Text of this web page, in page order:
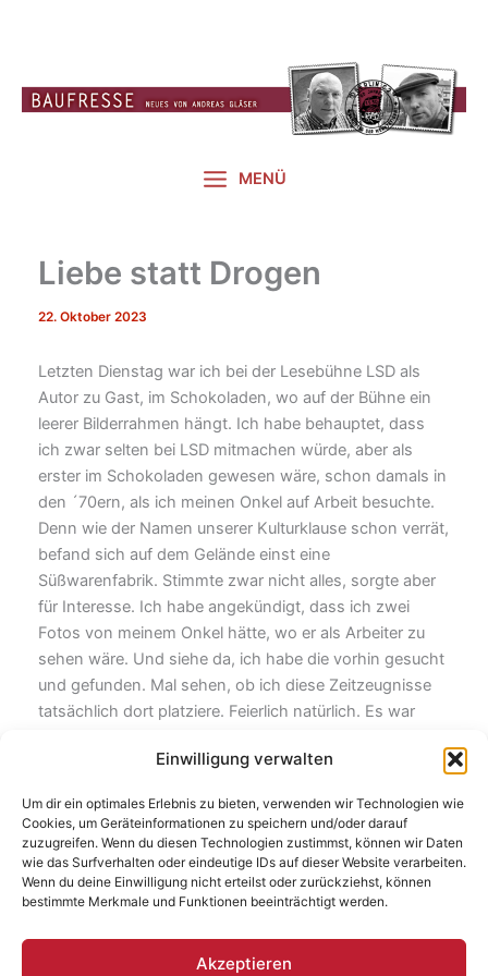
Einwilligung verwalten
Um dir ein optimales Erlebnis zu bieten, verwenden wir Technologien wie
Cookies, um Geräteinformationen zu speichern und/oder darauf
zuzugreifen. Wenn du diesen Technologien zustimmst, können wir Daten
wie das Surfverhalten oder eindeutige IDs auf dieser Website verarbeiten.
Wenn du deine Einwilligung nicht erteilst oder zurückziehst, können
bestimmte Merkmale und Funktionen beeinträchtigt werden.
Akzeptieren
MENÜ
Liebe statt Drogen
22. Oktober 2023
Letzten Dienstag war ich bei der Lesebühne LSD als
Autor zu Gast, im Schokoladen, wo auf der Bühne ein
leerer Bilderrahmen hängt. Ich habe behauptet, dass
ich zwar selten bei LSD mitmachen würde, aber als
erster im Schokoladen gewesen wäre, schon damals in
den ´70ern, als ich meinen Onkel auf Arbeit besuchte.
Denn wie der Namen unserer Kulturklause schon verrät,
befand sich auf dem Gelände einst eine
Süßwarenfabrik. Stimmte zwar nicht alles, sorgte aber
für Interesse. Ich habe angekündigt, dass ich zwei
Fotos von meinem Onkel hätte, wo er als Arbeiter zu
sehen wäre. Und siehe da, ich habe die vorhin gesucht
und gefunden. Mal sehen, ob ich diese Zeitzeugnisse
tatsächlich dort platziere. Feierlich natürlich. Es war
Atmosphäre. Schönes Publikum. Wie vor Jahren. Werde
Tipp: Heute zu 19 Uhr zur Reformbühne Heim und Welt
ins Baiz gehen und den Durchschnitt des Alters, äh,
Einkommens, senken.